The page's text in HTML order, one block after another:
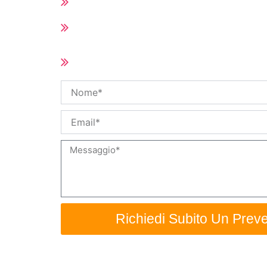
Messaggio
Richiedi Subito Un